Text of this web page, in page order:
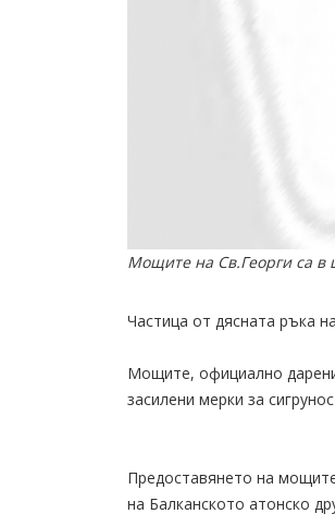
Мощите на Св.Георги са в
Частица от дясната ръка
Мощите, официално
засилени мерки за
Предоставянето на
на Балканското атонско